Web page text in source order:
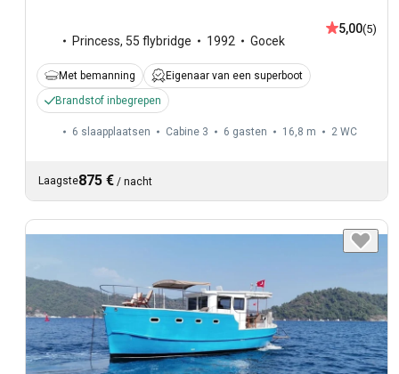
Princess, 55 flybridge 1992 Gocek
5,00(5)
Met bemanning
Eigenaar van een superboot
Brandstof inbegrepen
6 slaapplaatsen Cabine 3 6 gasten 16,8 m 2 WC
Laagste875 € / nacht